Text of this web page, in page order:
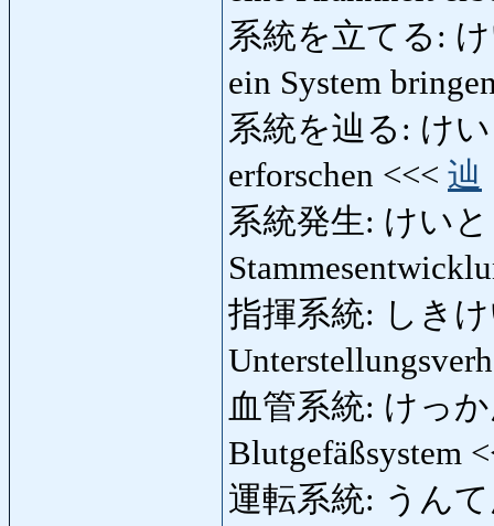
系統を立てる:
ein System
系統を辿る: け
erforschen <<< 辿
系統発生: けい
指揮系統: しき
血管系統: けっ
Blutgefäßsystem
運転系統: うん